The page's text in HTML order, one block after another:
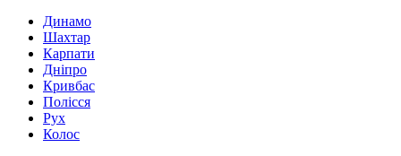
Динамо
Шахтар
Карпати
Дніпро
Кривбас
Полісся
Рух
Колос